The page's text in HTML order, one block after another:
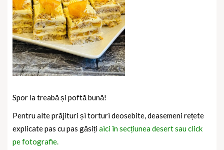
Spor la treabă și poftă bună!
Pentru alte prăjituri și torturi deosebite, deasemeni rețete
explicate pas cu pas găsițiaici în secțiunea desert sau click
pe fotografie.